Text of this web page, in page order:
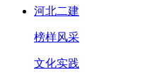
河北二建
榜样风采
文化实践